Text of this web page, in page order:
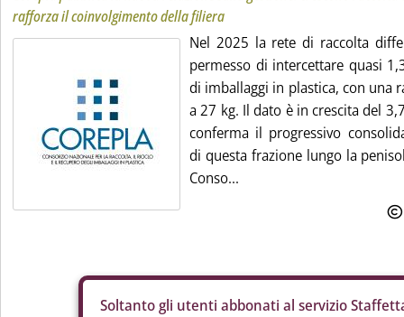
rafforza il coinvolgimento della filiera
Nel 2025 la rete di raccolta
permesso di intercettare quasi
di imballaggi in plastica, con una
a 27 kg. Il dato è in crescita del
conferma il progressivo
di questa frazione lungo la
Conso...
Soltanto gli utenti abbonati al servizio